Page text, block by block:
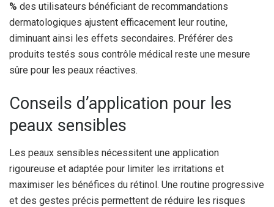
% des utilisateurs bénéficiant de recommandations
dermatologiques ajustent efficacement leur routine,
diminuant ainsi les effets secondaires. Préférer des
produits testés sous contrôle médical reste une mesure
sûre pour les peaux réactives.
Conseils d’application pour les
peaux sensibles
Les peaux sensibles nécessitent une application
rigoureuse et adaptée pour limiter les irritations et
maximiser les bénéfices du rétinol. Une routine progressive
et des gestes précis permettent de réduire les risques